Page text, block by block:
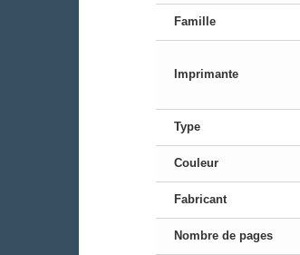
Famille
Imprimante
Type
Couleur
Fabricant
Nombre de pages